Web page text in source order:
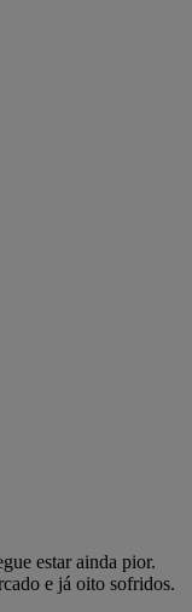
estar ainda pior.
e já oito sofridos.